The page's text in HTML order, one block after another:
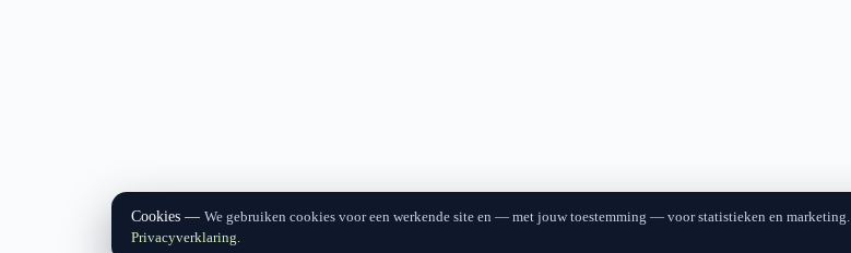
Cookies
We gebruiken cookies voor een werkende site en — met jouw toestemming — voor statistieken en marketing.
Privacyverklaring.